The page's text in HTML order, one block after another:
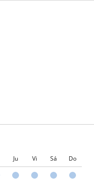
Ju Vi Sá Do